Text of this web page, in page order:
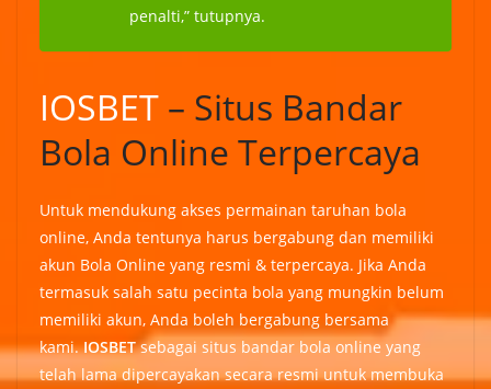
penalti,” tutupnya.
IOSBET – Situs Bandar
Bola Online Terpercaya
Untuk mendukung akses permainan taruhan bola
online, Anda tentunya harus bergabung dan memiliki
akun Bola Online yang resmi & terpercaya. Jika Anda
termasuk salah satu pecinta bola yang mungkin belum
memiliki akun, Anda boleh bergabung bersama
kami.IOSBETsebagai situs bandar bola online yang
telah lama dipercayakan secara resmi untuk membuka